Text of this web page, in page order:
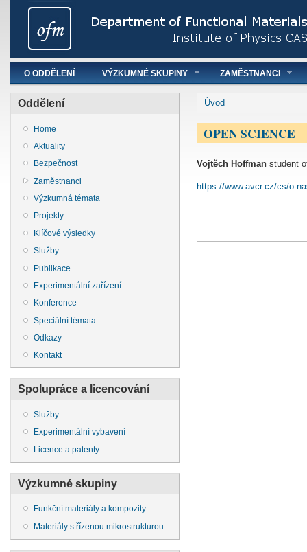
Hlavní menu
O ODDĚLENÍ VÝZKUMNÉ SKUPINY ZAMĚSTNANCI
Oddělení
Home
Aktuality
Bezpečnost
Zaměstnanci
Výzkumná témata
Projekty
Klíčové výsledky
Služby
Publikace
Experimentální zařízení
Konference
Speciální témata
Odkazy
Kontakt
Spolupráce a licencování
Služby
Experimentální vybavení
Licence a patenty
Výzkumné skupiny
Funkční materiály a kompozity
Materiály s řízenou mikrostrukturou
You are here
Úvod
OPEN SCIENCE
Vojtěch Hoffman student
https://www.avcr.cz/cs/o-